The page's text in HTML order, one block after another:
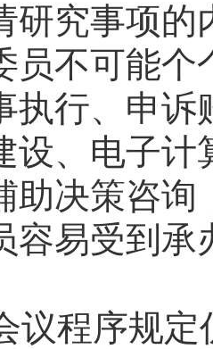
研究事项的
员不可能
执行、申诉
设、电子计
助决策咨询
容易受到
议程序规